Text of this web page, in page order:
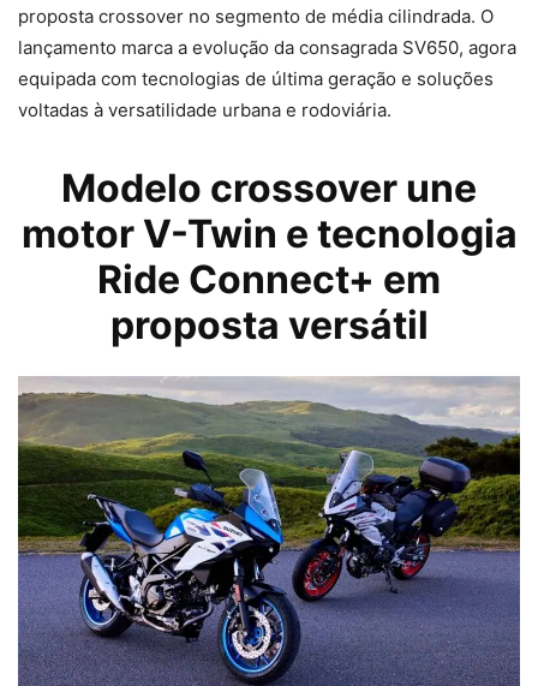
proposta crossover no segmento de média cilindrada. O
lançamento marca a evolução da consagrada SV650, agora
equipada com tecnologias de última geração e soluções
voltadas à versatilidade urbana e rodoviária.
Modelo crossover une
motor V-Twin e tecnologia
Ride Connect+ em
proposta versátil